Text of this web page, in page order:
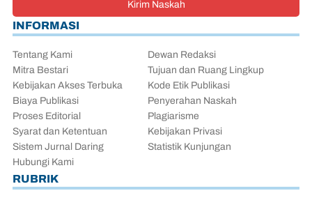
INFORMASI
Tentang Kami
Dewan Redaksi
Mitra Bestari
Tujuan dan Ruang Lingkup
Kebijakan Akses Terbuka
Kode Etik Publikasi
Biaya Publikasi
Penyerahan Naskah
Proses Editorial
Plagiarisme
Syarat dan Ketentuan
Kebijakan Privasi
Sistem Jurnal Daring
Statistik Kunjungan
Hubungi Kami
Kirim Naskah
RUBRIK